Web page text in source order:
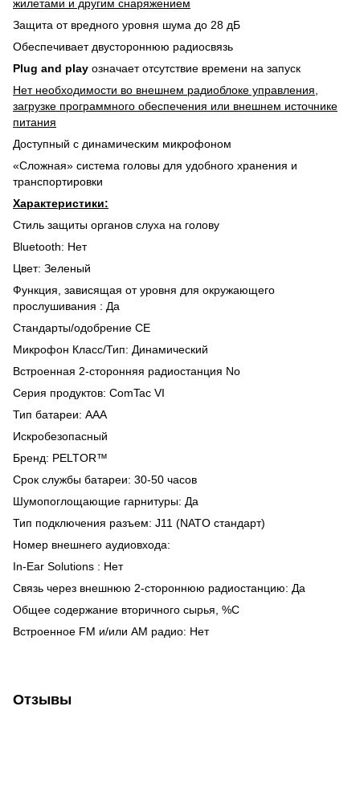
жилетами и другим снаряжением
Защита от вредного уровня шума до 28 дБ
Обеспечивает двустороннюю радиосвязь
Plug and play означает отсутствие времени на запуск
Нет необходимости во внешнем радиоблоке управления,
загрузке программного обеспечения или внешнем источнике
питания
Доступный с динамическим микрофоном
«Сложная» система головы для удобного хранения и
транспортировки
Характеристики:
Стиль защиты органов слуха на голову
Bluetooth: Нет
Цвет: Зеленый
Функция, зависящая от уровня для окружающего
прослушивания : Да
Стандарты/одобрение CE
Микрофон Класс/Тип: Динамический
Встроенная 2-сторонняя радиостанция No
Серия продуктов: ComTac VI
Тип батареи: AAA
Искробезопасный
Бренд: PELTOR™
Срок службы батареи: 30-50 часов
Шумопоглощающие гарнитуры: Да
Тип подключения разъем: J11 (NATO стандарт)
Номер внешнего аудиовхода:
In-Ear Solutions : Нет
Связь через внешнюю 2-стороннюю радиостанцию: Да
Общее содержание вторичного сырья, %C
Встроенное FM и/или AM радио: Нет
Отзывы